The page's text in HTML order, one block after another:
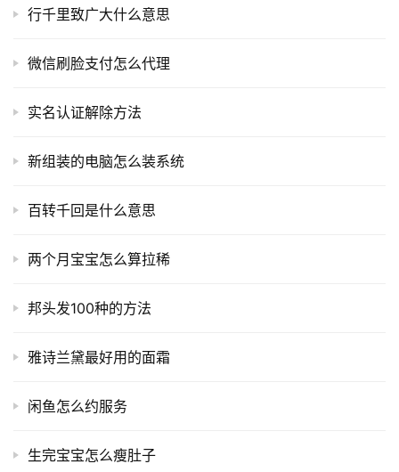
行千里致广大什么意思
微信刷脸支付怎么代理
实名认证解除方法
新组装的电脑怎么装系统
百转千回是什么意思
两个月宝宝怎么算拉稀
邦头发100种的方法
雅诗兰黛最好用的面霜
闲鱼怎么约服务
生完宝宝怎么瘦肚子